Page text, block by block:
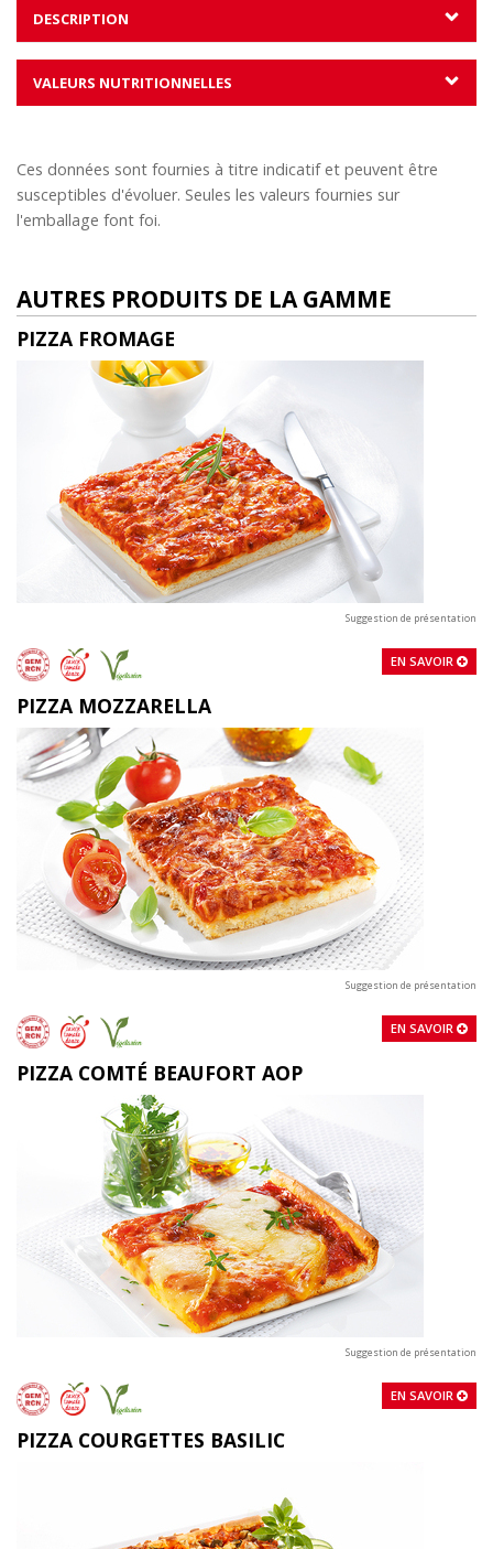
DESCRIPTION
VALEURS NUTRITIONNELLES
Ces données sont fournies à titre indicatif et peuvent être
susceptibles d'évoluer. Seules les valeurs fournies sur
l'emballage font foi.
AUTRES PRODUITS DE LA GAMME
PIZZA FROMAGE
Suggestion de présentation
EN SAVOIR
PIZZA MOZZARELLA
Suggestion de présentation
EN SAVOIR
PIZZA COMTÉ BEAUFORT AOP
Suggestion de présentation
EN SAVOIR
PIZZA COURGETTES BASILIC